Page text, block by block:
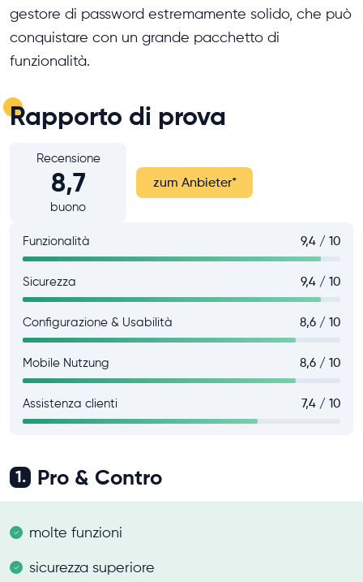
gestore di password estremamente solido, che può
conquistare con un grande pacchetto di
funzionalità.
Rapporto di prova
Recensione
8,7
buono
zum Anbieter*
Funzionalità 9,4 / 10
Sicurezza 9,4 / 10
Configurazione & Usabilità 8,6 / 10
Mobile Nutzung 8,6 / 10
Assistenza clienti 7,4 / 10
1. Pro & Contro
molte funzioni
sicurezza superiore